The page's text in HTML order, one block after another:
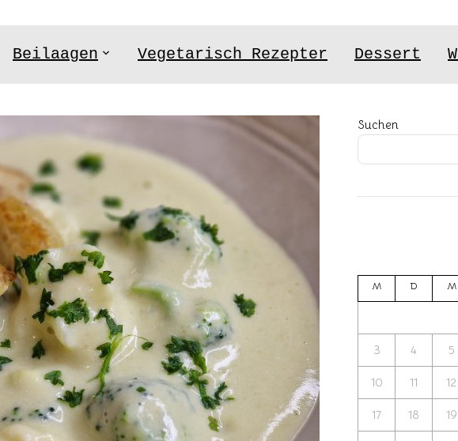
Beilaagen Vegetarisch Rezepter Dessert
Suchen
M D M
3 4 5
10 11 12
17 18 19